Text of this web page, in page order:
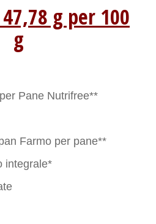
g per 100
g
Pane Nutrifree**
Farmo per pane**
integrale*